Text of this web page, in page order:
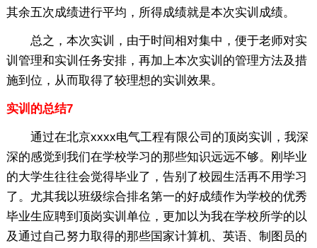
其余五次成绩进行平均，所得成绩就是本次实训成绩。
总之，本次实训，由于时间相对集中，便于老师对实
训管理和实训任务安排，再加上本次实训的管理方法及措
施到位，从而取得了较理想的实训效果。
实训的总结7
通过在北京xxxx电气工程有限公司的顶岗实训，我深
深的感觉到我们在学校学习的那些知识远远不够。刚毕业
的大学生往往会觉得毕业了，告别了校园生活再不用学习
了。尤其我以班级综合排名第一的好成绩作为学校的优秀
毕业生应聘到顶岗实训单位，更加以为我在学校所学的以
及通过自己努力取得的那些国家计算机、英语、制图员的